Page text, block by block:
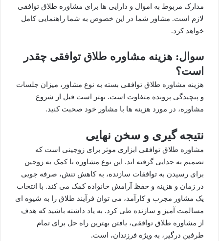
مدارک مربوط به اموال و دارایی ها برای مشاوره طلاق توافقی
لازم است. مشاور شما در این خصوص به شما راهنمایی کامل
خواهد کرد.
سوال: هزینه مشاوره طلاق توافقی چقدر
است؟
هزینه مشاوره طلاق توافقی بسته به نوع مشاور، میزان جلسات
و پیچیدگی پرونده متفاوت است. بهتر است قبل از شروع
مشاوره، در مورد هزینه ها با مشاور خود صحبت کنید.
نتیجه گیری و سخن نهایی
مشاوره طلاق توافقی ابزاری موثر برای زوجینی است که
تصمیم به جدایی گرفته اند. این نوع مشاوره با کمک به زوجین
برای رسیدن به توافقات سازنده، به کاهش تنش، صرفه جویی
در زمان و هزینه و حفظ آرامش خانواده کمک می کند. با انتخاب
یک مشاور مجرب و کارآمد، می توان فرآیند طلاق را به شیوه ای
مسالمت آمیز و سازنده طی کرد. به یاد داشته باشید که هدف
از مشاوره طلاق توافقی، یافتن بهترین راه حل برای تمام
طرفین درگیر، به ویژه فرزندان، است.